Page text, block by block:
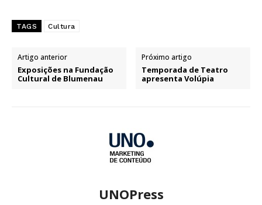
TAGS Cultura
Artigo anterior
Exposições na Fundação
Cultural de Blumenau
Próximo artigo
Temporada de Teatro
apresenta Volúpia
UNOPress